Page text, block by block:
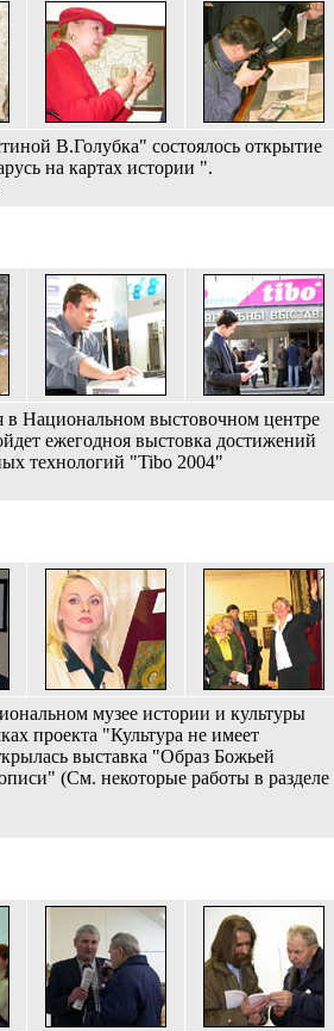
В.Голубка" состоялось открытие
на картах истории ".
в Национальном выстовочном центре
ежегодноя выстовка достижений
технологий "Tibo 2004"
музее истории и культуры
проекта "Культура не имеет
выставка "Образ Божьей
(См. некоторые работы в разделе